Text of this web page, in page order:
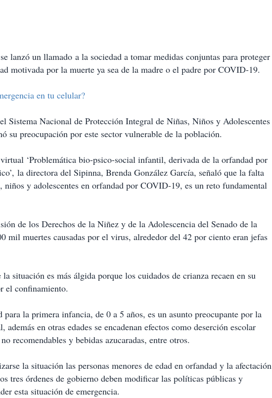
lanzó un llamado a la sociedad a tomar medidas conjuntas para proteger
motivada por la muerte ya sea de la madre o el padre por COVID-19.
en tu celular?
Sistema Nacional de Protección Integral de Niñas, Niños y Adolescentes
su preocupación por este sector vulnerable de la población.
‘Problemática bio-psico-social infantil, derivada de la orfandad por
la directora del Sipinna, Brenda González García, señaló que la falta
y adolescentes en orfandad por COVID-19, es un reto fundamental
de los Derechos de la Niñez y de la Adolescencia del Senado de la
mil muertes causadas por el virus, alrededor del 42 por ciento eran jefas
situación es más álgida porque los cuidados de crianza recaen en su
el confinamiento.
la primera infancia, de 0 a 5 años, es un asunto preocupante por la
en otras edades se encadenan efectos como deserción escolar
recomendables y bebidas azucaradas, entre otros.
la situación las personas menores de edad en orfandad y la afectación
tres órdenes de gobierno deben modificar las políticas públicas y
esta situación de emergencia.